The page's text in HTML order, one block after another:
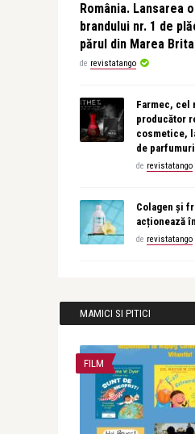
România. Lansarea
brandului nr. 1 de
părul din Marea
de revistatango
Farmec, cel
producător
cosmetice,
de
de revistatango
Colagen și
acționează
de revistatango
MAMICI SI PITICI
FILM